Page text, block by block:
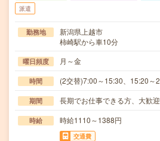
派遣
勤務地
新潟県上越市
柿崎駅から車10分
曜日頻度 月～金
時間 (2交替)7:00～15:30、15:20～
期間 長期でお仕事できる方、大歓迎
時給 時給1110～1388円
交通費